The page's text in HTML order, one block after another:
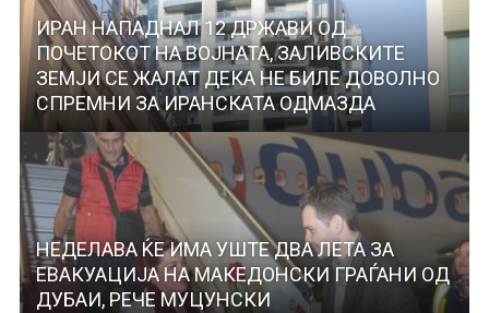
ИРАН НАПАДНАЛ 12 ДРЖАВИ ОД
ПОЧЕТОКОТ НА ВОЈНАТА, ЗАЛИВСКИТЕ
ЗЕМЈИ СЕ ЖАЛАТ ДЕКА НЕ БИЛЕ ДОВОЛНО
СПРЕМНИ ЗА ИРАНСКАТА ОДМАЗДА
НЕДЕЛАВА ЌЕ ИМА УШТЕ ДВА ЛЕТА ЗА
ЕВАКУАЦИЈА НА МАКЕДОНСКИ ГРАЃАНИ ОД
ДУБАИ, РЕЧЕ МУЦУНСКИ